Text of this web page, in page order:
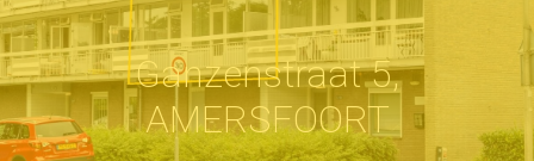
Ganzenstraat 5,
AMERSFOORT